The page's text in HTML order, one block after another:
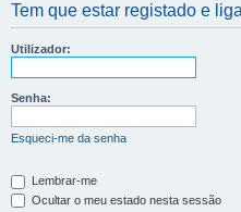
Tem que estar registado e
Utilizador:
Senha:
Esqueci-me da senha
Lembrar-me
Ocultar o meu estado nesta sessão